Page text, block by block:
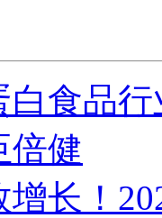
白食品
倍健
增长！